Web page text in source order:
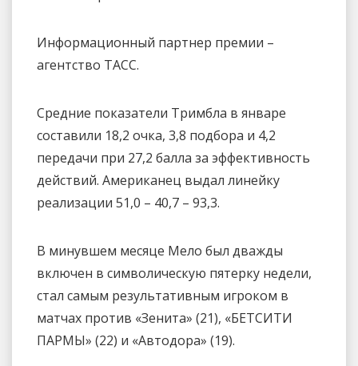
Информационный партнер премии –
агентство ТАСС.
Средние показатели Тримбла в январе
составили 18,2 очка, 3,8 подбора и 4,2
передачи при 27,2 балла за эффективность
действий. Американец выдал линейку
реализации 51,0 – 40,7 – 93,3.
В минувшем месяце Мело был дважды
включен в символическую пятерку недели,
стал самым результативным игроком в
матчах против «Зенита» (21), «БЕТСИТИ
ПАРМЫ» (22) и «Автодора» (19).